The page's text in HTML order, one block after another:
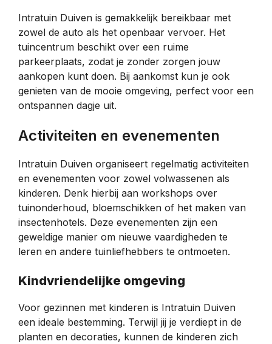
Intratuin Duiven is gemakkelijk bereikbaar met
zowel de auto als het openbaar vervoer. Het
tuincentrum beschikt over een ruime
parkeerplaats, zodat je zonder zorgen jouw
aankopen kunt doen. Bij aankomst kun je ook
genieten van de mooie omgeving, perfect voor een
ontspannen dagje uit.
Activiteiten en evenementen
Intratuin Duiven organiseert regelmatig activiteiten
en evenementen voor zowel volwassenen als
kinderen. Denk hierbij aan workshops over
tuinonderhoud, bloemschikken of het maken van
insectenhotels. Deze evenementen zijn een
geweldige manier om nieuwe vaardigheden te
leren en andere tuinliefhebbers te ontmoeten.
Kindvriendelijke omgeving
Voor gezinnen met kinderen is Intratuin Duiven
een ideale bestemming. Terwijl jij je verdiept in de
planten en decoraties, kunnen de kinderen zich